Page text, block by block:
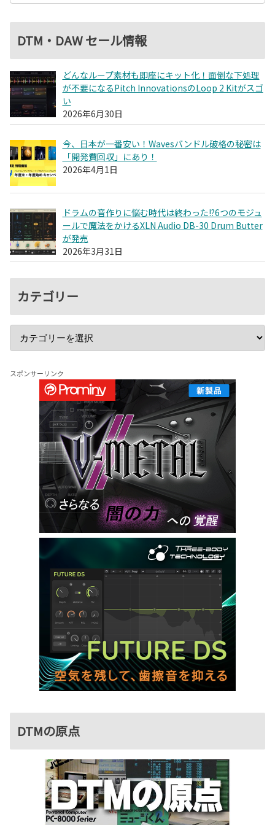
DTM・DAW セール情報
どんなループ素材も即座にキット化！面倒な下処理
が不要になるPitch InnovationsのLoop 2 Kitがスゴ
い
2026年6月30日
今、日本が一番安い！Wavesバンドル破格の秘密は
「開発費回収」にあり！
2026年4月1日
ドラムの音作りに悩む時代は終わった!?6つのモジュ
ールで魔法をかけるXLN Audio DB-30 Drum Butter
が発売
2026年3月31日
カテゴリー
スポンサーリンク
DTMの原点